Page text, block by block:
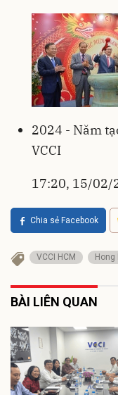
2024 - Năm
VCCI
17:20, 15/02/
Chia sẻ Facebook
VCCI HCM Hong
BÀI LIÊN QUAN